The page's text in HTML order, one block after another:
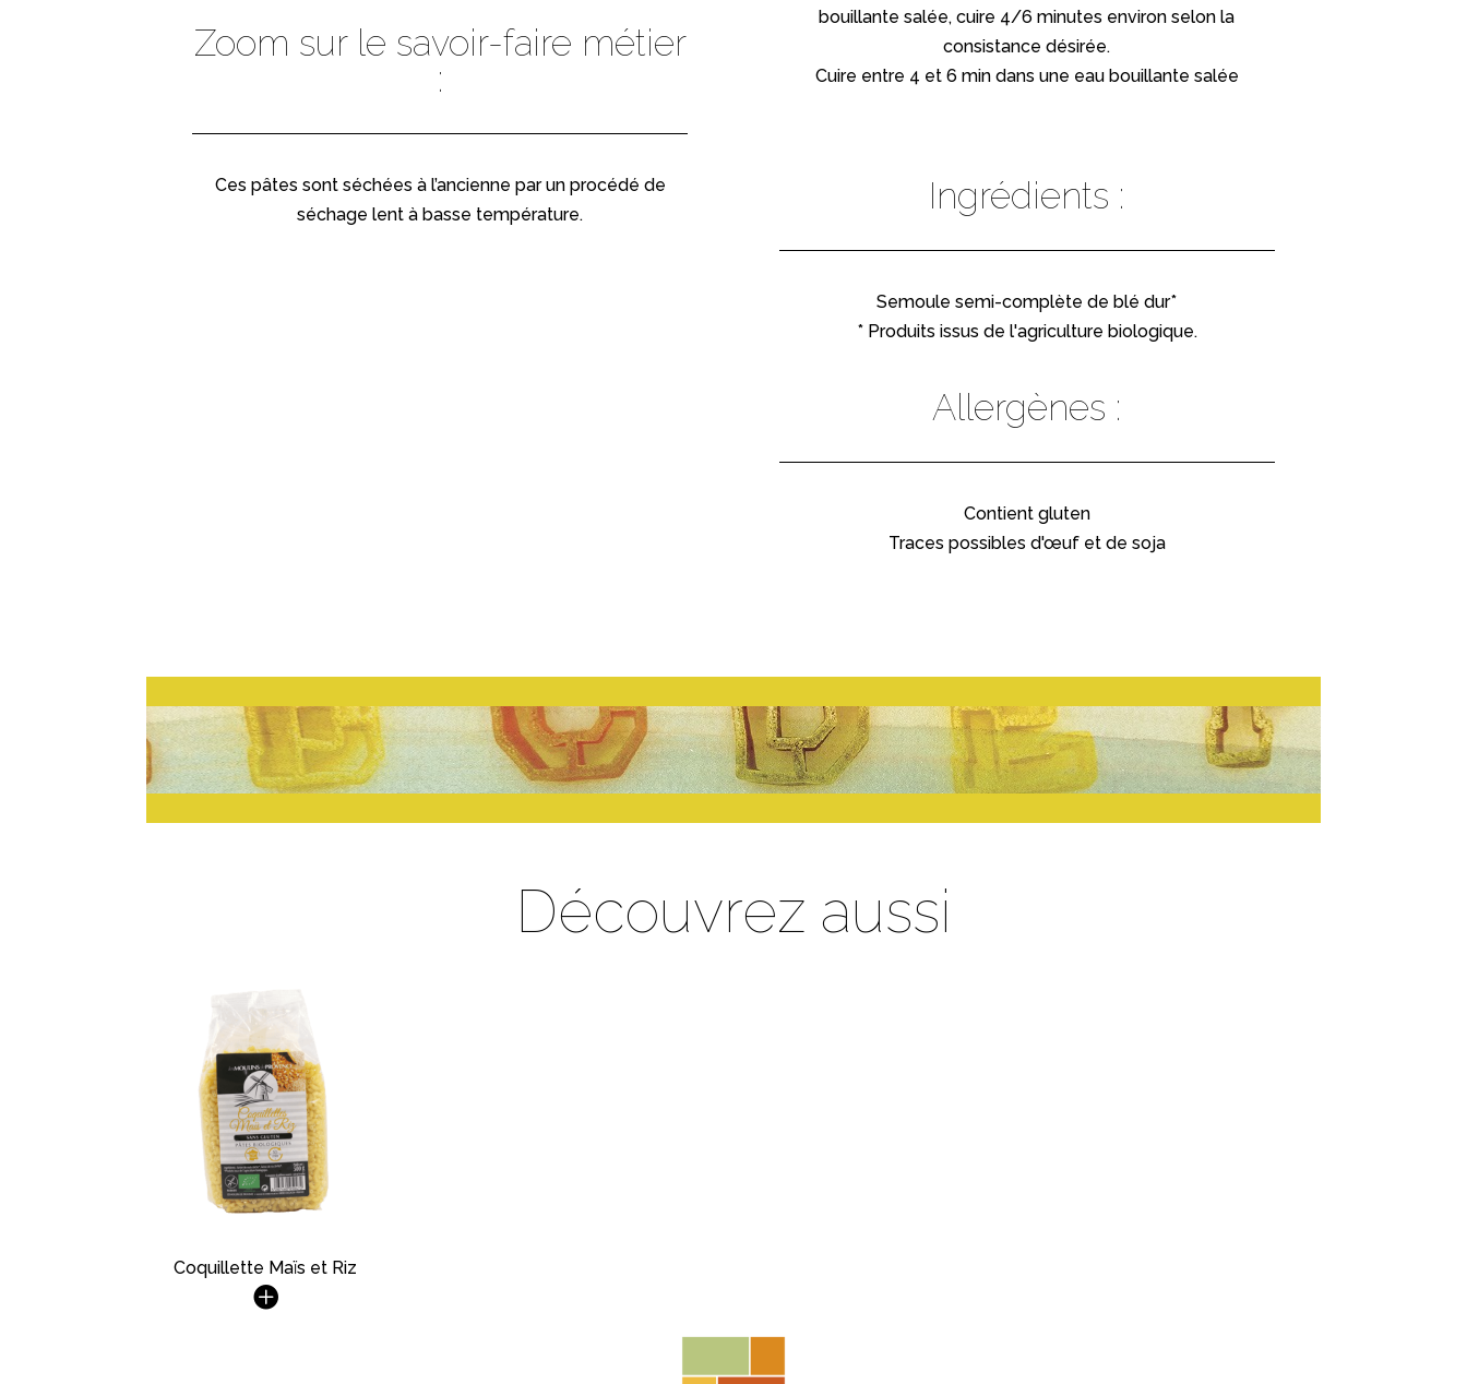
Zoom sur le savoir-faire métier
:
Ces pâtes sont séchées à l’ancienne par un procédé de
séchage lent à basse température.
bouillante salée, cuire 4/6 minutes environ selon la
consistance désirée.
Cuire entre 4 et 6 min dans une eau bouillante salée
Ingrédients :
Semoule semi-complète de blé dur*
* Produits issus de l'agriculture biologique.
Allergènes :
Contient gluten
Traces possibles d'œuf et de soja
Découvrez aussi
Coquillette Maïs et Riz